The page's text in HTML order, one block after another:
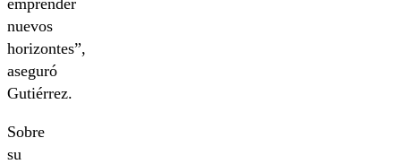
nuevos
horizontes”,
aseguró
Gutiérrez.
Sobre
su